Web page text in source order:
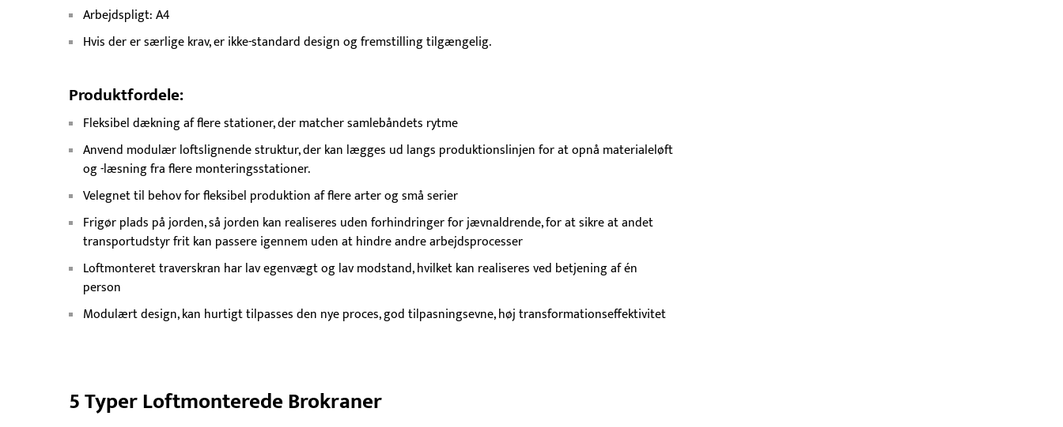
Arbejdspligt: A4
Hvis der er særlige krav, er ikke-standard design og fremstilling tilgængelig.
Produktfordele:
Fleksibel dækning af flere stationer, der matcher samlebåndets rytme
Anvend modulær loftslignende struktur, der kan lægges ud langs produktionslinjen for at opnå materialeløft
og -læsning fra flere monteringsstationer.
Velegnet til behov for fleksibel produktion af flere arter og små serier
Frigør plads på jorden, så jorden kan realiseres uden forhindringer for jævnaldrende, for at sikre at andet
transportudstyr frit kan passere igennem uden at hindre andre arbejdsprocesser
Loftmonteret traverskran har lav egenvægt og lav modstand, hvilket kan realiseres ved betjening af én
person
Modulært design, kan hurtigt tilpasses den nye proces, god tilpasningsevne, høj transformationseffektivitet
5 Typer Loftmonterede Brokraner